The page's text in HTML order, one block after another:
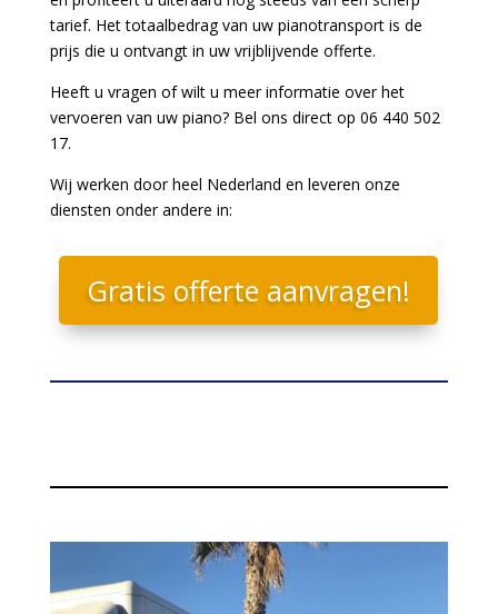
tarief. Het totaalbedrag van uw pianotransport is de
prijs die u ontvangt in uw vrijblijvende offerte.
Heeft u vragen of wilt u meer informatie over het
vervoeren van uw piano? Bel ons direct op 06 440 502
17.
Wij werken door heel Nederland en leveren onze
diensten onder andere in:
Gratis offerte aanvragen!